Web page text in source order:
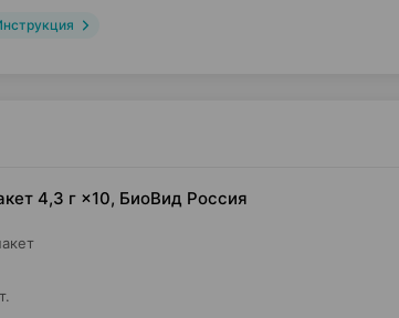
4,3 г ×10, БиоВид Россия